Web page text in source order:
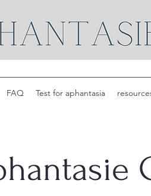
FAQ Test for aphantasia